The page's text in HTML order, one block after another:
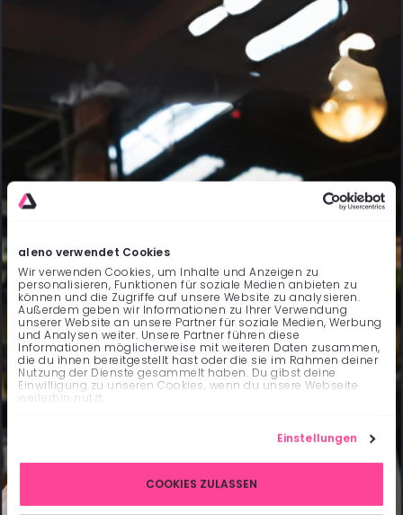
aleno verwendet Cookies
Wir verwenden Cookies, um Inhalte und Anzeigen zu
personalisieren, Funktionen für soziale Medien anbieten zu
können und die Zugriffe auf unsere Website zu analysieren.
Außerdem geben wir Informationen zu Ihrer Verwendung
unserer Website an unsere Partner für soziale Medien, Werbung
und Analysen weiter. Unsere Partner führen diese
Informationen möglicherweise mit weiteren Daten zusammen,
die du ihnen bereitgestellt hast oder die sie im Rahmen deiner
Nutzung der Dienste gesammelt haben. Du gibst deine
Einwilligung zu unseren Cookies, wenn du unsere Webseite
weiterhin nutzt.
Einstellungen
COOKIES ZULASSEN